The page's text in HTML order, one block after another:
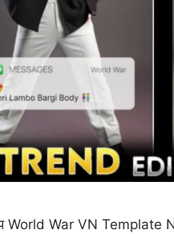
World War VN Template